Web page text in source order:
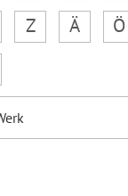
Z Ä Ö